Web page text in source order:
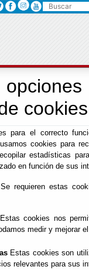
para el correcto
cookies para
estadísticas
en función de sus
requieren estas
cookies nos
medir y mejorar
Estas cookies son
relevantes para sus
Buscar